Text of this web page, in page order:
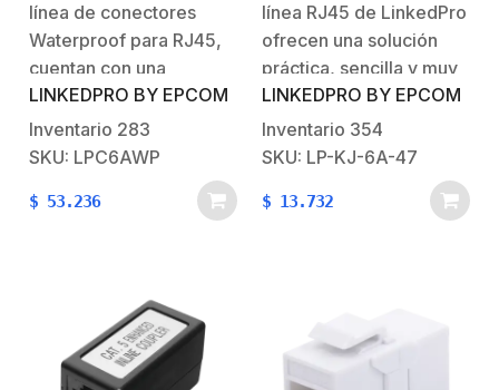
línea de conectores
Waterproof para RJ45,
cuentan con una
clasificación IP68 para
operar en entornos bajo
el agua, donde hay
polvo u otros entornos
similares. Características
LINKEDPRO BY EPCOM
Inventario 283
SKU: LPC6AWP
$ 53.236
línea RJ45 de LinkedPro
ofrecen una solución
práctica, sencilla y muy
eficaz para unir dos
cables sin tener que
reemplazar los cables
existentes, fabricados
con materiales de alta
rendimiento:Cat6ATipo
de Conector:
LINKEDPRO BY EPCOM
Inventario 354
SKU: LP-KJ-6A-47
$ 13.732